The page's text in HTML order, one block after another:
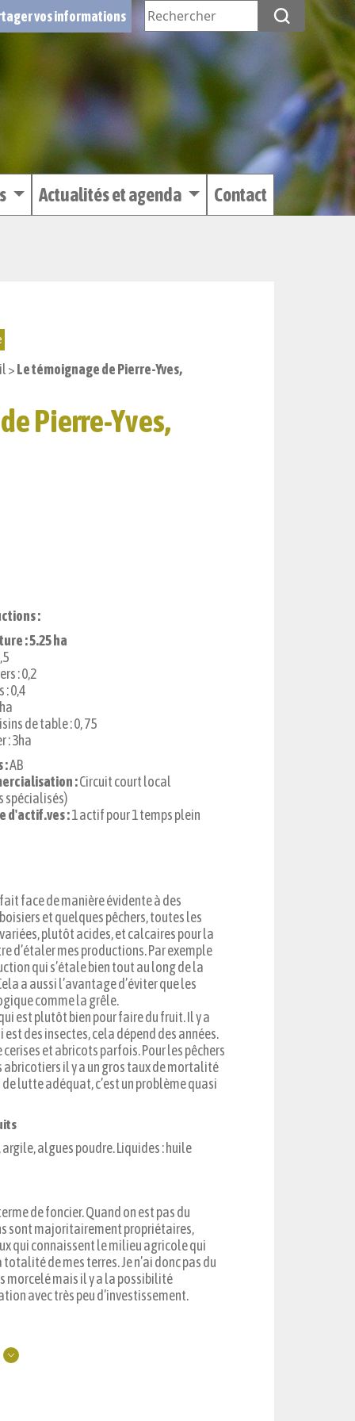
vos informations
Actualités et agenda Contact
>Le témoignage de Pierre-Yves,
Pierre-Yves,
:
: 5.25 ha
: 0,2
: 0,4
de table : 0, 75
: 3ha
:AB
:Circuit court local
spécialisés)
d'actif.ves :1 actif pour 1 temps plein
face de manière évidente à des
et quelques pêchers, toutes les
plutôt acides, et calcaires pour la
d’étaler mes productions. Par exemple
qui s’étale bien tout au long de la
a aussi l’avantage d’éviter que les
comme la grêle.
est plutôt bien pour faire du fruit. Il y a
des insectes, cela dépend des années.
et abricots parfois. Pour les pêchers
abricotiers il y a un gros taux de mortalité
lutte adéquat, c’est un problème quasi
algues poudre. Liquides : huile
de foncier. Quand on est pas du
sont majoritairement propriétaires,
qui connaissent le milieu agricole qui
de mes terres. Je n’ai donc pas du
morcelé mais il y a la possibilité
avec très peu d’investissement.